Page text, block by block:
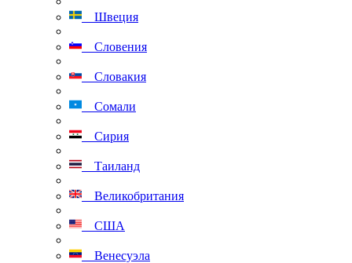
Швеция
Словения
Словакия
Сомали
Сирия
Таиланд
Великобритания
США
Венесуэла